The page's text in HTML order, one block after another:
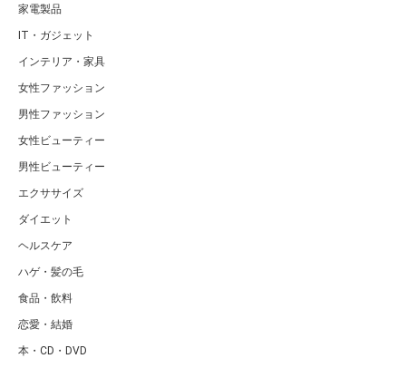
家電製品
IT・ガジェット
インテリア・家具
女性ファッション
男性ファッション
女性ビューティー
男性ビューティー
エクササイズ
ダイエット
ヘルスケア
ハゲ・髪の毛
食品・飲料
恋愛・結婚
本・CD・DVD